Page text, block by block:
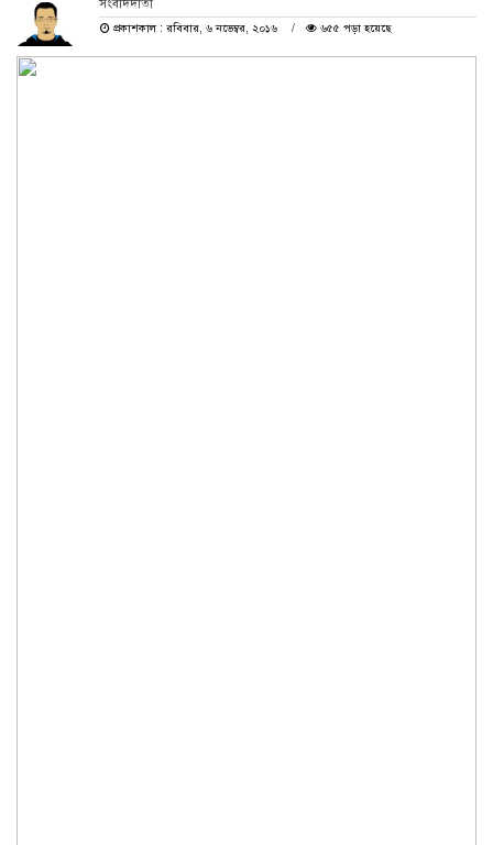
সংবাদদাতা
প্রকাশকাল : রবিবার, ৬ নভেম্বর, ২০১৬
৬৫৫ পড়া হয়েছে